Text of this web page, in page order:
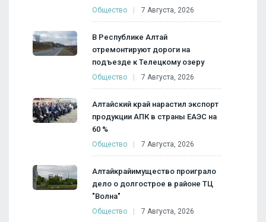
Общество 7 Августа, 2026
В Республике Алтай
отремонтируют дороги на
подъезде к Телецкому озеру
Общество 7 Августа, 2026
Алтайский край нарастил экспорт
продукции АПК в страны ЕАЭС на
60 %
Общество 7 Августа, 2026
Алтайкрайимущество проиграло
дело о долгострое в районе ТЦ
"Волна"
Общество 7 Августа, 2026